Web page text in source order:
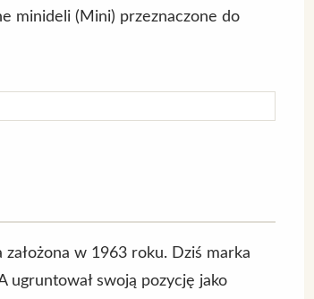
minideli (Mini) przeznaczone do
w 1963 roku. Dziś marka
ugruntował swoją pozycję jako